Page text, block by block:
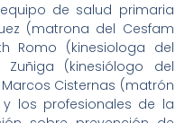
de salud primaria
(matrona del Cesfam
Romo (kinesiologa del
Zuñiga (kinesiólogo del
Cisternas (matrón
y los profesionales de la